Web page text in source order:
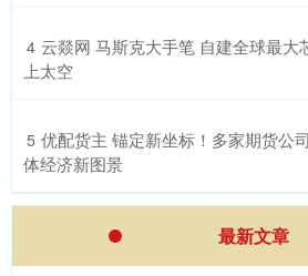
4 云燚网 马斯克大手笔 自建全球最大
上太空
5 优配货主 锚定新坐标！多家期货公
体经济新图景
最新文章